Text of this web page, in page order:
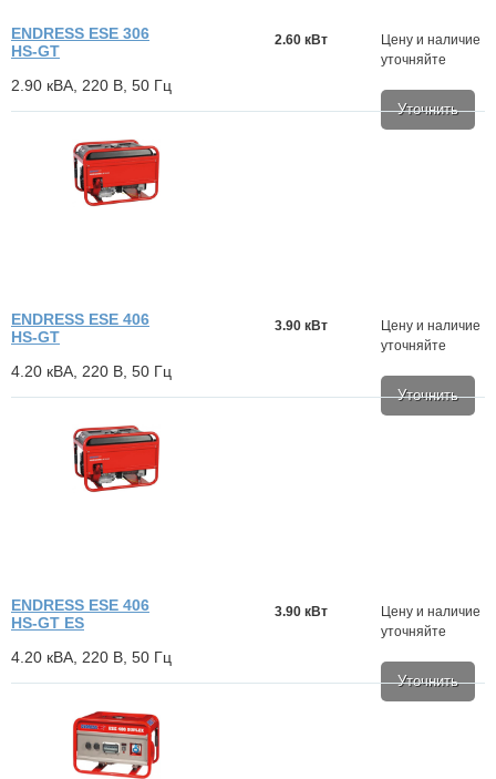
ENDRESS ESE 306
HS-GT
2.90 кВА, 220 В, 50 Гц
Цену и наличие
уточняйте
Уточнить
2.60 кВт
ENDRESS ESE 406
HS-GT
4.20 кВА, 220 В, 50 Гц
Цену и наличие
уточняйте
Уточнить
3.90 кВт
ENDRESS ESE 406
HS-GT ES
4.20 кВА, 220 В, 50 Гц
Цену и наличие
уточняйте
Уточнить
3.90 кВт